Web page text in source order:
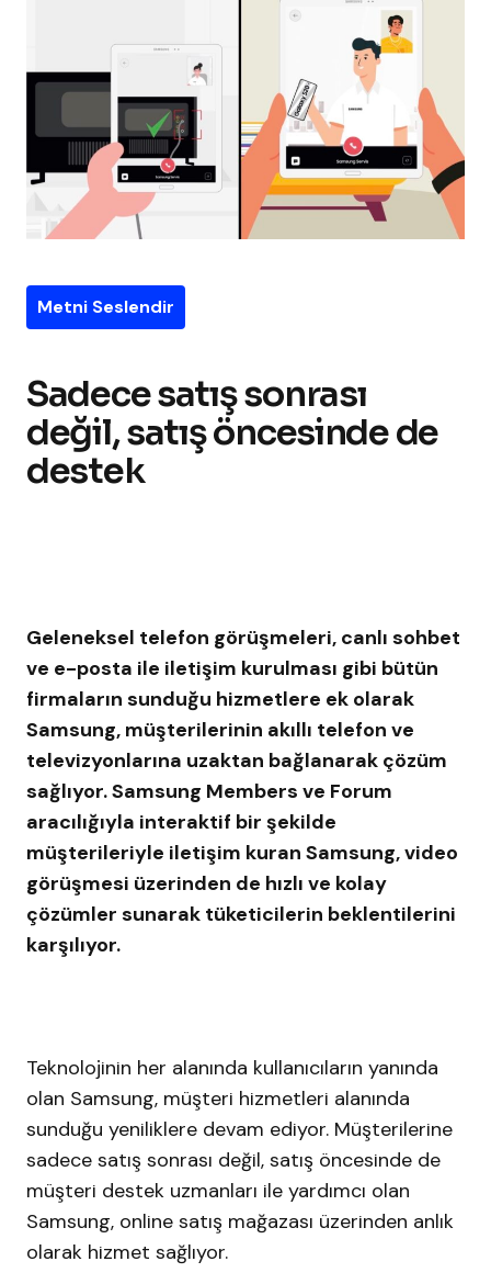
Metni Seslendir
Sadece satış sonrası
değil, satış öncesinde de
destek
Geleneksel telefon görüşmeleri, canlı sohbet
ve e-posta ile iletişim kurulması gibi bütün
firmaların sunduğu hizmetlere ek olarak
Samsung, müşterilerinin akıllı telefon ve
televizyonlarına uzaktan bağlanarak çözüm
sağlıyor. Samsung Members ve Forum
aracılığıyla interaktif bir şekilde
müşterileriyle iletişim kuran Samsung, video
görüşmesi üzerinden de hızlı ve kolay
çözümler sunarak tüketicilerin beklentilerini
karşılıyor.
Teknolojinin her alanında kullanıcıların yanında
olan Samsung, müşteri hizmetleri alanında
sunduğu yeniliklere devam ediyor. Müşterilerine
sadece satış sonrası değil, satış öncesinde de
müşteri destek uzmanları ile yardımcı olan
Samsung, online satış mağazası üzerinden anlık
olarak hizmet sağlıyor.